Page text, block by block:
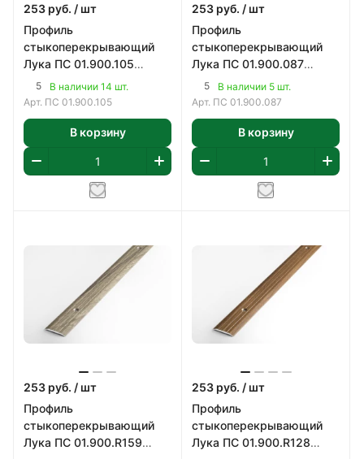
253 руб. / шт
Профиль
стыкоперекрывающий
Лука ПС 01.900.105
900х25 мм
5
В наличии 14 шт.
Арт. ПС 01.900.105
В корзину
253 руб. / шт
Профиль
стыкоперекрывающий
Лука ПС 01.900.087
900х25 мм
5
В наличии 5 шт.
Арт. ПС 01.900.087
В корзину
253 руб. / шт
Профиль
стыкоперекрывающий
Лука ПС 01.900.R159
253 руб. / шт
Профиль
стыкоперекрывающий
Лука ПС 01.900.R128